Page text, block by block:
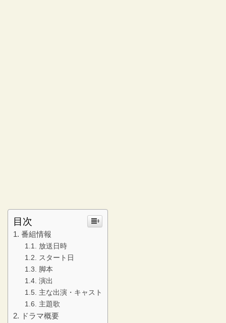
目次
番組情報
放送日時
スタート日
脚本
演出
主な出演・キャスト
主題歌
ドラマ概要